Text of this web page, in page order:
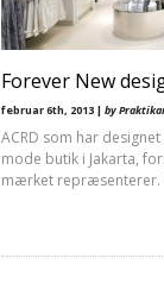
Forever New
februar 6th, 2013 | by
ACRD som har
mode butik i Jakarta,
mærket repræsenterer.